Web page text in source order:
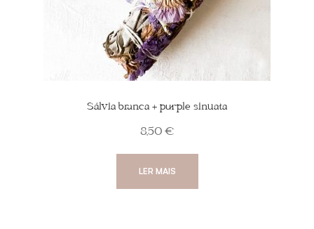
Sálvia branca + purple sinuata
8,50 €
LER MAIS